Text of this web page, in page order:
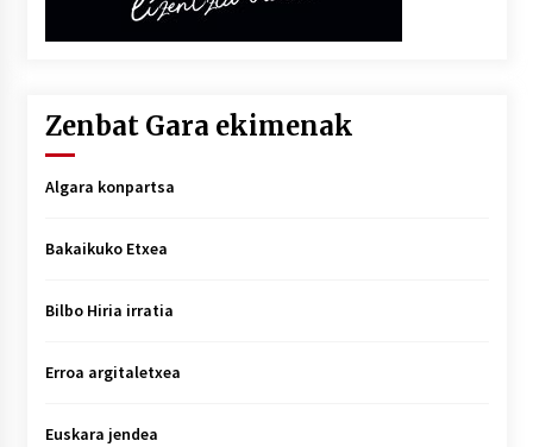
Zenbat Gara ekimenak
Algara konpartsa
Bakaikuko Etxea
Bilbo Hiria irratia
Erroa argitaletxea
Euskara jendea